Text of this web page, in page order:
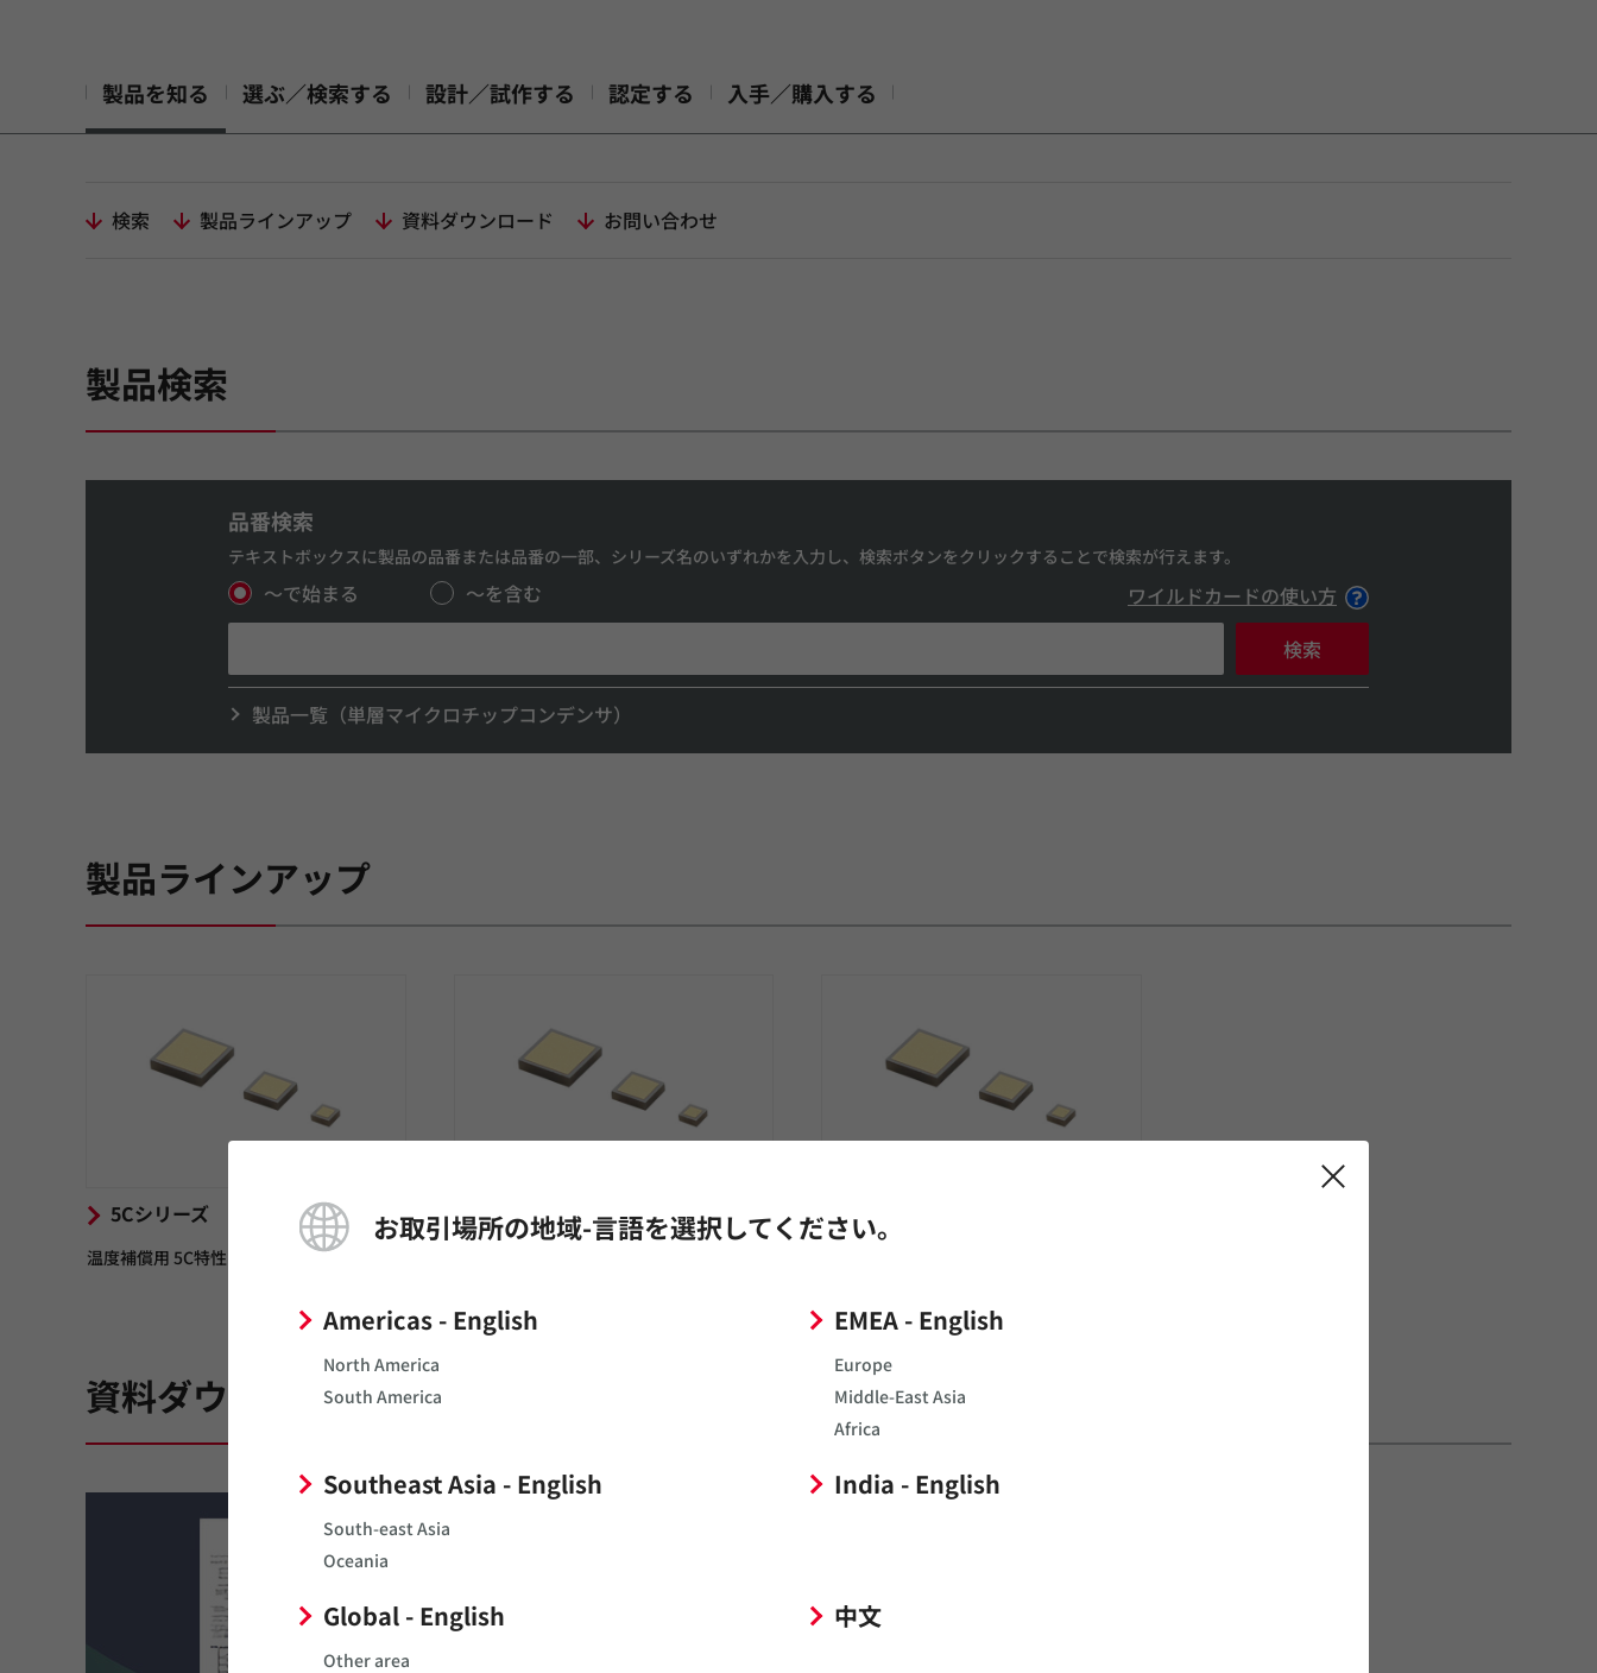
お取引場所の地域-言語を選択してください。
Americas - English
North America
South America
EMEA - English
Europe
Middle-East Asia
Africa
Southeast Asia - English
South-east Asia
Oceania
India - English
Global - English
Other area
中文
製品を知る 選ぶ／検索する 設計／試作する 認定する 入手／購入する
検索 製品ラインアップ 資料ダウンロード お問い合わせ
製品検索
品番検索
テキストボックスに製品の品番または品番の一部、シリーズ名のいずれかを入力し、検索ボタンをクリックすることで検索が行えます。
～で始まる ～を含む
ワイルドカードの使い方
検索
製品一覧（単層マイクロチップコンデンサ）
製品ラインアップ
5Cシリーズ
温度補償用 5C特性(0±30ppm/℃）
6Uシリーズ B5シリーズ
資料ダウンロード